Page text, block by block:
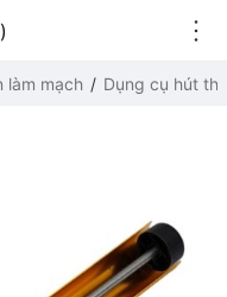
làm mạch Dụng cụ hút